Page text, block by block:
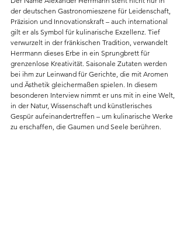
der deutschen Gastronomieszene für Leidenschaft,
Präzision und Innovationskraft – auch international
gilt er als Symbol für kulinarische Exzellenz. Tief
verwurzelt in der fränkischen Tradition, verwandelt
Herrmann dieses Erbe in ein Sprungbrett für
grenzenlose Kreativität. Saisonale Zutaten werden
bei ihm zur Leinwand für Gerichte, die mit Aromen
und Ästhetik gleichermaßen spielen. In diesem
besonderen Interview nimmt er uns mit in eine Welt,
in der Natur, Wissenschaft und künstlerisches
Gespür aufeinandertreffen – um kulinarische Werke
zu erschaffen, die Gaumen und Seele berühren.